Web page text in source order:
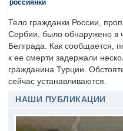
россиянки
Тело гражданки России,
Сербии, было обнаружено в
Белграда. Как сообщается,
к ее смерти задержали
гражданина Турции.
сейчас устанавливаются.
НАШИ ПУБЛИКАЦИИ